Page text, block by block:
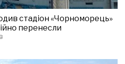
стадіон «Чорноморець»
перенесли